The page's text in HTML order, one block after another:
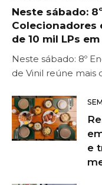
Neste sábado:
Colecionadores
de 10 mil LPs
Neste sábado: 8º
de Vinil reúne mais
e